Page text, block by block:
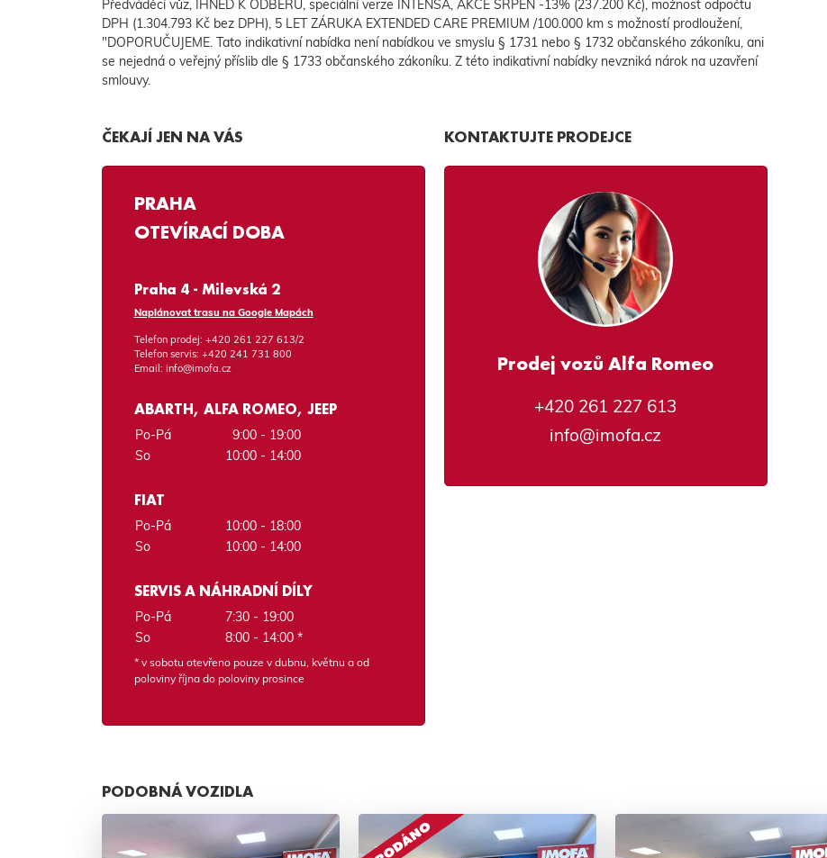
Předváděcí vůz, IHNED K ODBĚRU, speciální verze INTENSA, AKCE SRPEN -13% (237.200 Kč), možnost odpočtu
DPH (1.304.793 Kč bez DPH), 5 LET ZÁRUKA EXTENDED CARE PREMIUM /100.000 km s možností prodloužení,
"DOPORUČUJEME. Tato indikativní nabídka není nabídkou ve smyslu § 1731 nebo § 1732 občanského zákoníku, ani
se nejedná o veřejný příslib dle § 1733 občanského zákoníku. Z této indikativní nabídky nevzniká nárok na uzavření
smlouvy.
ČEKAJÍ JEN NA VÁS
PRAHA
OTEVÍRACÍ DOBA
Praha 4 - Milevská 2
Naplánovat trasu na Google Mapách
Telefon prodej: +420 261 227 613/2
Telefon servis: +420 241 731 800
Email: info@imofa.cz
ABARTH, ALFA ROMEO, JEEP
Po-Pá
9:00 - 19:00
So
10:00 - 14:00
FIAT
Po-Pá
10:00 - 18:00
So
10:00 - 14:00
SERVIS A NÁHRADNÍ DÍLY
Po-Pá
7:30 - 19:00
So
8:00 - 14:00 *
* v sobotu otevřeno pouze v dubnu, květnu a od
poloviny října do poloviny prosince
KONTAKTUJTE PRODEJCE
Prodej vozů Alfa Romeo
+420 261 227 613
info@imofa.cz
PODOBNÁ VOZIDLA